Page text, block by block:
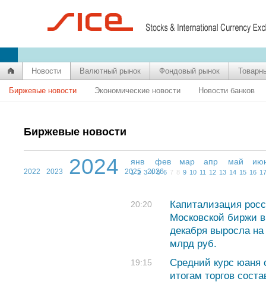
Новости Валютный рынок Фондовый рынок
Биржевые новости Экономические новости Новости банков
Биржевые новости
2022 2023 2024 2025 2026
янв фев мар апр май
1 2 3 4 5 6 7 8 9 10 11 12 13 14 15 16 17
20:20
Капитализация
Московской биржи
декабря выросла
млрд руб.
19:15
Средний курс юаня
итогам торгов